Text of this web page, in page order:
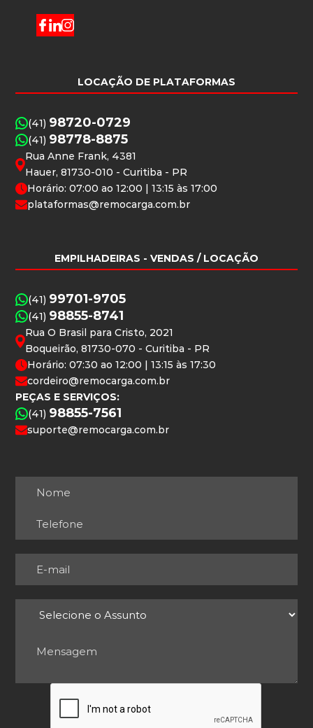
LOCAÇÃO DE PLATAFORMAS
(41) 98720-0729
(41) 98778-8875
Rua Anne Frank, 4381
Hauer, 81730-010 - Curitiba - PR
Horário: 07:00 ao 12:00 | 13:15 às 17:00
plataformas@remocarga.com.br
EMPILHADEIRAS - VENDAS / LOCAÇÃO
(41) 99701-9705
(41) 98855-8741
Rua O Brasil para Cristo, 2021
Boqueirão, 81730-070 - Curitiba - PR
Horário: 07:30 ao 12:00 | 13:15 às 17:30
cordeiro@remocarga.com.br
PEÇAS E SERVIÇOS:
(41) 98855-7561
suporte@remocarga.com.br